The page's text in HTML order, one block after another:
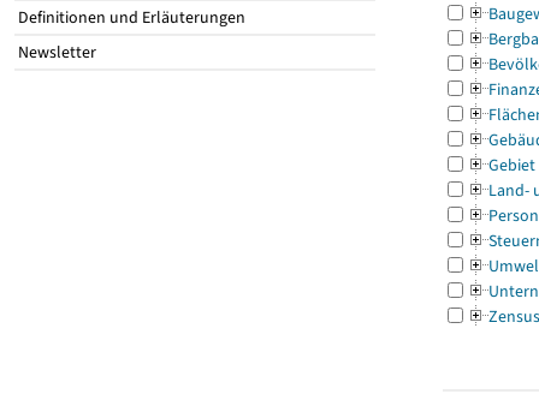
Definitionen und Erläuterungen
Newsletter
Gebiet
Land-
Zensus